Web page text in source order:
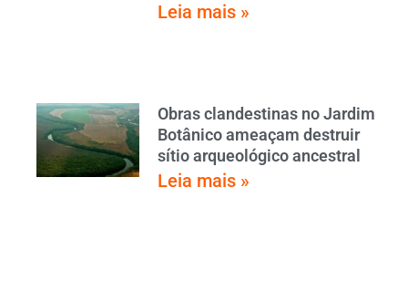
Leia mais »
Obras clandestinas no Jardim
Botânico ameaçam destruir
sítio arqueológico ancestral
Leia mais »